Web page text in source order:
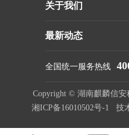
关于我们
最新动态
全国统一服务热线
Copyright © 湖南麒麟信
湘ICP备16010502号-1 技